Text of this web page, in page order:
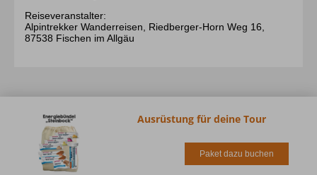
Reiseveranstalter:
Alpintrekker Wanderreisen, Riedberger-Horn Weg 16,
87538 Fischen im Allgäu
Ausrüstung für deine Tour
Paket dazu buchen